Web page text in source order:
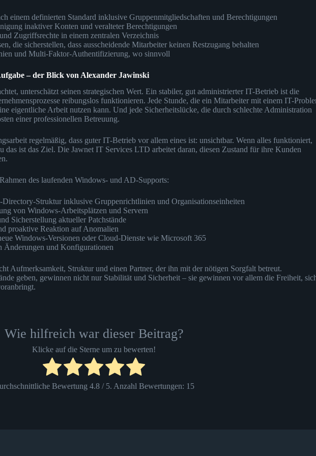
einem definierten Standard inklusive Gruppenmitgliedschaften und Berechtigungen
inaktiver Konten und veralteter Berechtigungen
Zugriffsrechte in einem zentralen Verzeichnis
die sicherstellen, dass ausscheidende Mitarbeiter keinen Restzugang behalten
und Multi-Faktor-Authentifizierung, wo sinnvoll
– der Blick von Alexander Jawinski
unterschätzt seinen strategischen Wert. Ein stabiler, gut administrierter IT-Betrieb ist die
reibungslos funktionieren. Jede Stunde, die ein Mitarbeiter mit einem IT-
eigentliche Arbeit nutzen kann. Und jede Sicherheitslücke, die durch schlechte Administration
einer professionellen Betreuung.
regelmäßig, dass guter IT-Betrieb vor allem eines ist: unsichtbar. Wenn alles funktioniert,
das ist das Ziel. Die Jawnet IT Services LTD arbeitet daran, diesen Zustand für ihre Kunden
des laufenden Windows- und AD-Supports:
Struktur inklusive Gruppenrichtlinien und Organisationseinheiten
von Windows-Arbeitsplätzen und Servern
Sicherstellung aktueller Patchstände
proaktive Reaktion auf Anomalien
Windows-Versionen oder Cloud-Dienste wie Microsoft 365
Änderungen und Konfigurationen
Aufmerksamkeit, Struktur und einen Partner, der ihn mit der nötigen Sorgfalt betreut.
geben, gewinnen nicht nur Stabilität und Sicherheit – sie gewinnen vor allem die Freiheit,
Wie hilfreich war dieser Beitrag?
Klicke auf die Sterne um zu bewerten!
Bewertung4.8 / 5. Anzahl Bewertungen: 15